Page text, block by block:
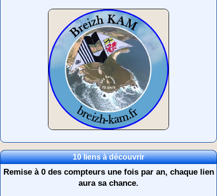
10 liens à découvrir
Remise à 0 des compteurs une fois par an, chaque lien
aura sa chance.